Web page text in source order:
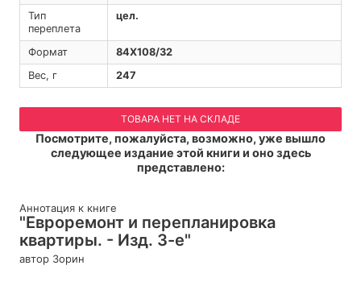
Тип
переплета
цел.
Формат
84Х108/32
Вес, г
247
ТОВАРА НЕТ НА СКЛАДЕ
Посмотрите, пожалуйста, возможно, уже вышло
следующее издание этой книги и оно здесь
представлено:
Аннотация к книге
"Евроремонт и перепланировка
квартиры. - Изд. 3-е"
автор Зорин